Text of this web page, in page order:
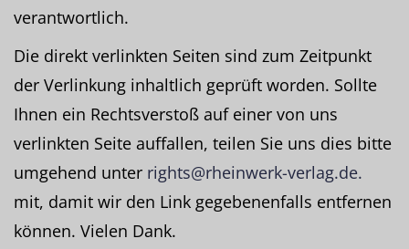
verantwortlich.
Die direkt verlinkten Seiten sind zum Zeitpunkt
der Verlinkung inhaltlich geprüft worden. Sollte
Ihnen ein Rechtsverstoß auf einer von uns
verlinkten Seite auffallen, teilen Sie uns dies bitte
umgehend unter rights@rheinwerk-verlag.de.
mit, damit wir den Link gegebenenfalls entfernen
können. Vielen Dank.